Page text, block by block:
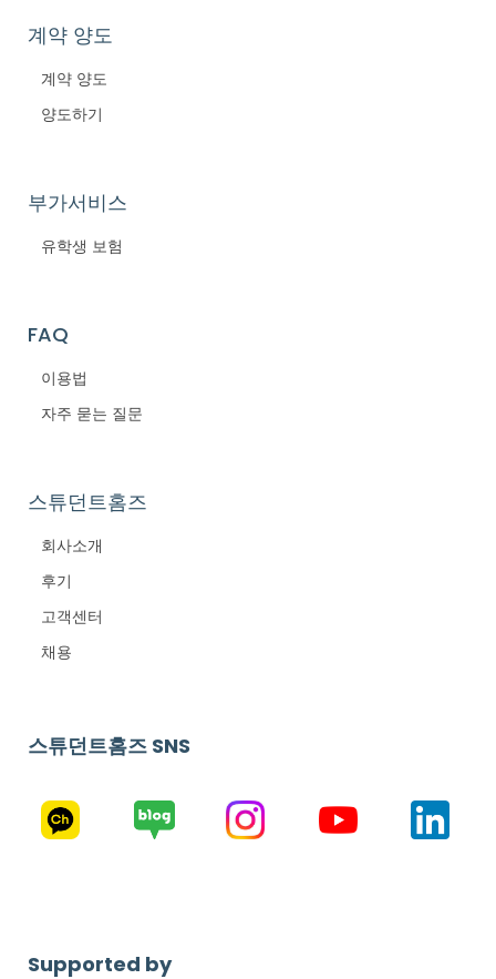
계약 양도
계약 양도
양도하기
부가서비스
유학생 보험
FAQ
이용법
자주 묻는 질문
스튜던트홈즈
회사소개
후기
고객센터
채용
스튜던트홈즈 SNS
Supported by